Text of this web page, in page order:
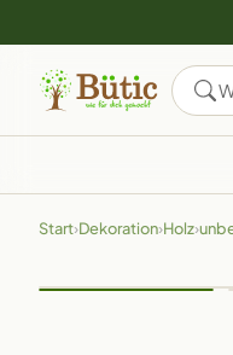
Start›Dekoration›Holz›